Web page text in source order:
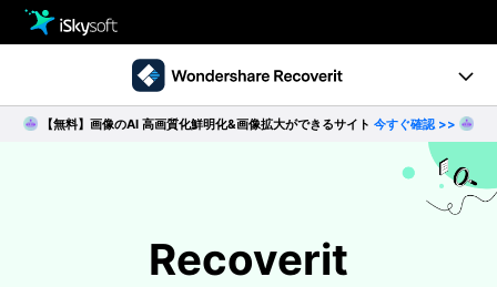
クリエイティビティ
製品活用事例
Ver10.0新機能
【無料】画像のAI 高画質化鮮明化&画像拡大ができるサイト 今すぐ確認 >>
Recoverit